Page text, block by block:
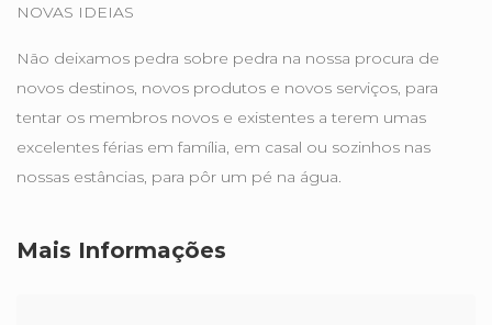
NOVAS IDEIAS
Não deixamos pedra sobre pedra na nossa procura de
novos destinos, novos produtos e novos serviços, para
tentar os membros novos e existentes a terem umas
excelentes férias em família, em casal ou sozinhos nas
nossas estâncias, para pôr um pé na água.
Mais Informações